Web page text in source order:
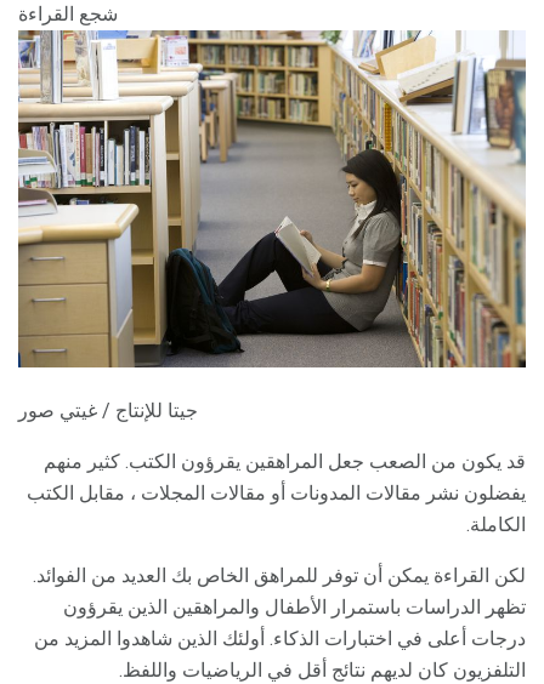
شجع القراءة
جيتا للإنتاج / غيتي صور
قد يكون من الصعب جعل المراهقين يقرؤون الكتب. كثير منهم
يفضلون نشر مقالات المدونات أو مقالات المجلات ، مقابل الكتب
الكاملة.
لكن القراءة يمكن أن توفر للمراهق الخاص بك العديد من الفوائد.
تظهر الدراسات باستمرار الأطفال والمراهقين الذين يقرؤون
درجات أعلى في اختبارات الذكاء. أولئك الذين شاهدوا المزيد من
التلفزيون كان لديهم نتائج أقل في الرياضيات واللفظ.